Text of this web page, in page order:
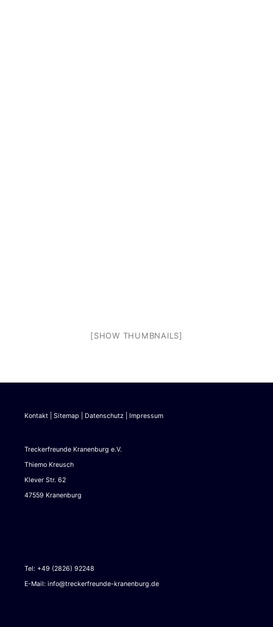
[SHOW THUMBNAILS]
Kontakt Sitemap Datenschutz Impressum
Treckerfreunde Kranenburg e.V.
Thiemo Kreusch
Klever Str. 62
47559 Kranenburg
Tel: +49 (2826) 92248
E-Mail: info@treckerfreunde-kranenburg.de